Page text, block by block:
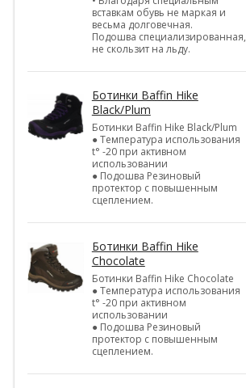
вставкам обувь не маркая и
весьма долговечная.
Подошва специализированная,
не скользит на льду.
Ботинки Baffin Hike
Black/Plum
Ботинки Baffin Hike Black/Plum
● Температура использования
t° -20 при активном
использовании
● Подошва Резиновый
протектор с повышенным
сцеплением.
Ботинки Baffin Hike
Chocolate
Ботинки Baffin Hike Chocolate
● Температура использования
t° -20 при активном
использовании
● Подошва Резиновый
протектор с повышенным
сцеплением.